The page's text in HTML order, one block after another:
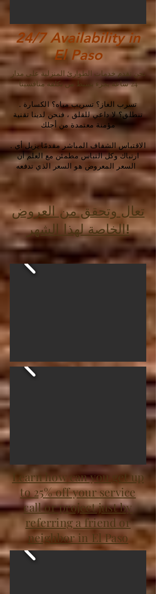
24/7 Availability in
El Paso
نحن نقدم خدمات الطوارئ المنزلية على مدار
24 ساعة بجزء بسيط من تكلفة منافسينا
. تسرب الغاز؟ تسريب مياه؟ الكسارة
تنطلق؟ لا داعي للقلق ، فنحن لدينا تقنية
مؤمنة معتمدة من أجلك
. الاقتباس الشفاف المباشر مقدمًا يزيل أي
ارتباك وكل التباس مطمئن مع العلم أن
السعر المعروض هو السعر الذي تدفعه
تعال وتحقق من العروض
الخاصة لهذا الشهر!
Learn how can you get up
to 25% off your service
call or project just by
referring a friend or
neighbor in El Paso